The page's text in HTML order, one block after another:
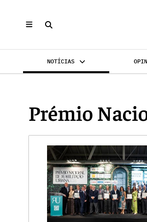
NOTÍCIAS
Prémio